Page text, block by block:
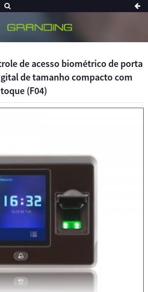
de acesso biométrico de porta
de tamanho compacto com
(F04)